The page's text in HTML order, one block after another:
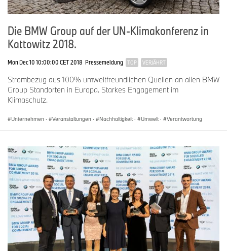
Dr. Tiziana Zugaro, Presse und Öffentlichkeitsarbeit
zugaro@technikmuseum.berlin
Die BMW Group auf der UN-Klimakonferenz in
Kattowitz 2018.
Mon Dec 10 10:00:00 CET 2018 Pressemeldung TOP VERJÄHRT
Strombezug aus 100% umweltfreundlichen Quellen an allen BMW
Group Standorten in Europa. Starkes Engagement im
Klimaschutz.
Unternehmen · Veranstaltungen · Nachhaltigkeit · Umwelt · Verantwortung